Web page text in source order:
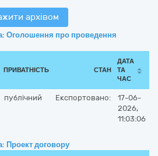
архівом
Оголошення про проведення
ПРИВАТНІСТЬ СТАН
ДАТА
ТА
ЧАС
публічний Експортовано:
17-06-
2026,
11:03:06
Проект договору